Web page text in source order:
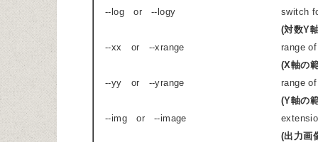
--log or --logy
switch
(対数Y
--xx or --xrange
range
(X軸の
--yy or --yrange
range
(Y軸の
--img or --image
(出力画